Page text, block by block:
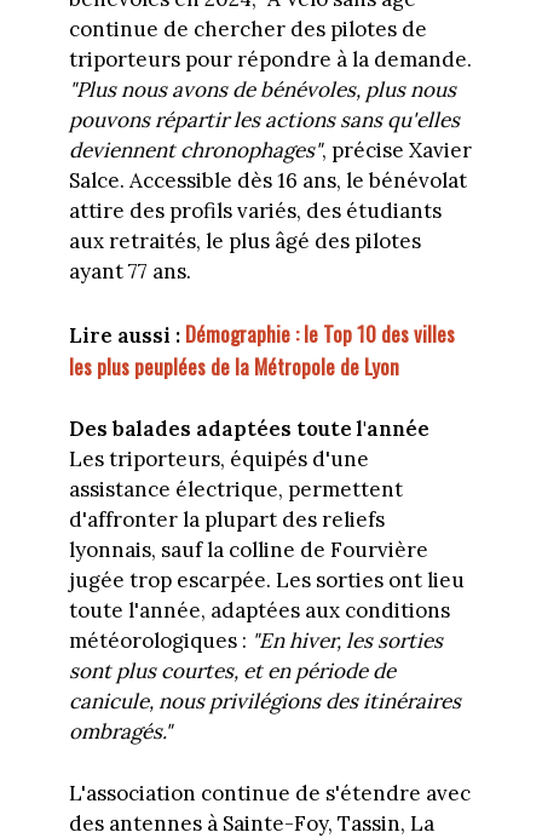
continue de chercher des pilotes de
triporteurs pour répondre à la demande.
"Plus nous avons de bénévoles, plus nous
pouvons répartir les actions sans qu'elles
deviennent chronophages", précise Xavier
Salce. Accessible dès 16 ans, le bénévolat
attire des profils variés, des étudiants
aux retraités, le plus âgé des pilotes
ayant 77 ans.
Lire aussi : Démographie : le Top 10 des villes
les plus peuplées de la Métropole de Lyon
Des balades adaptées toute l'année
Les triporteurs, équipés d'une
assistance électrique, permettent
d'affronter la plupart des reliefs
lyonnais, sauf la colline de Fourvière
jugée trop escarpée. Les sorties ont lieu
toute l'année, adaptées aux conditions
météorologiques : "En hiver, les sorties
sont plus courtes, et en période de
canicule, nous privilégions des itinéraires
ombragés."
L'association continue de s'étendre avec
des antennes à Sainte-Foy, Tassin, La